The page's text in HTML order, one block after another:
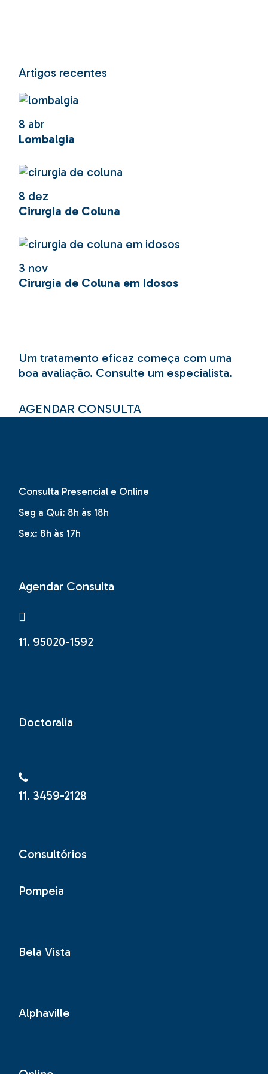
Artigos recentes
8 abr
Lombalgia
8 dez
Cirurgia de Coluna
3 nov
Cirurgia de Coluna em Idosos
Um tratamento eficaz começa com uma
boa avaliação. Consulte um especialista.
AGENDAR CONSULTA
Consulta Presencial e Online
Seg a Qui: 8h às 18h
Sex: 8h às 17h
Agendar Consulta
11. 95020-1592
Doctoralia
11. 3459-2128
Consultórios
Pompeia
Bela Vista
Alphaville